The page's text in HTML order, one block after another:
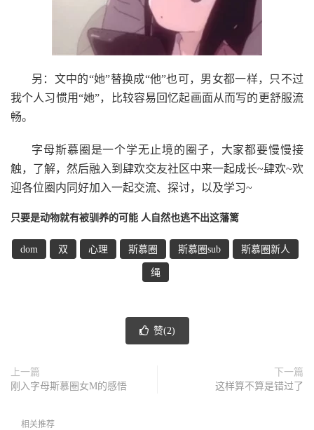
另：文中的“她”替换成“他”也可，男女都一样，只不过
我个人习惯用“她”，比较容易回忆起画面从而写的更舒服流
畅。
字母斯慕圈是一个学无止境的圈子，大家都要慢慢接
触，了解，然后融入到肆欢交友社区中来一起成长~肆欢~欢
迎各位圈内同好加入一起交流、探讨，以及学习~
只要是动物就有被驯养的可能 人自然也逃不出这藩篱
dom 双 心理 斯慕圈 斯慕圈sub 斯慕圈新人
绳
赞(2)
上一篇
刚入字母斯慕圈女M的感悟
下一篇
这样算不算是错过了
相关推荐